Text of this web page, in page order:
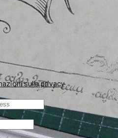
sulla privacy